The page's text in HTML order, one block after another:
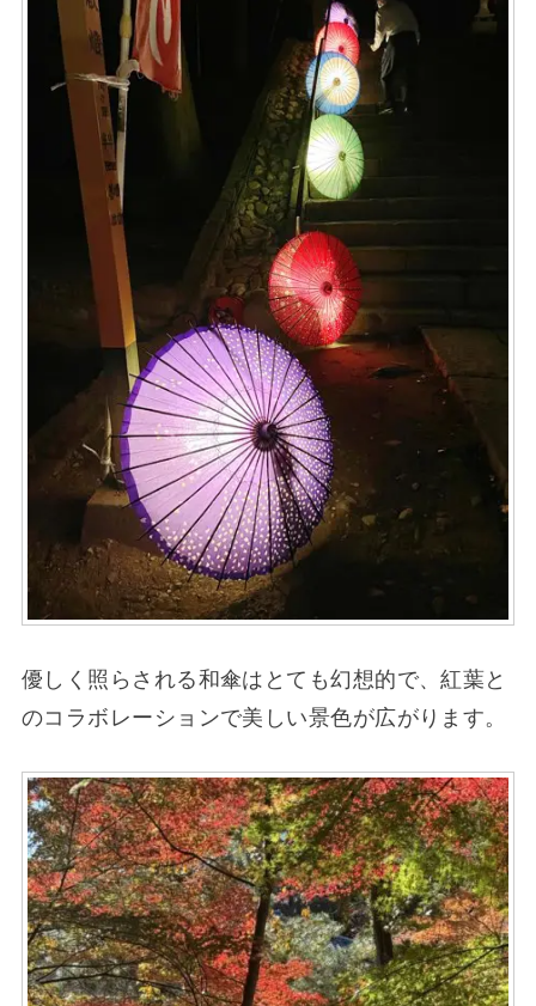
優しく照らされる和傘はとても幻想的で、紅葉と
のコラボレーションで美しい景色が広がります。